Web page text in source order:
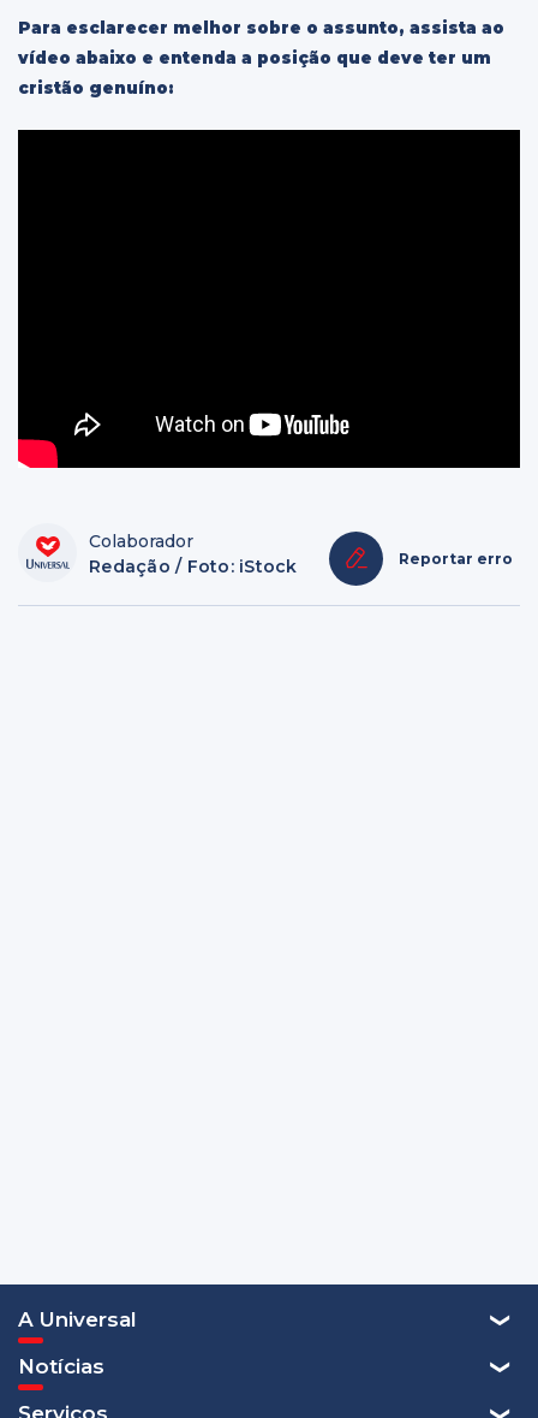
Para esclarecer melhor sobre o assunto, assista ao
vídeo abaixo e entenda a posição que deve ter um
cristão genuíno:
Colaborador
Redação / Foto: iStock
Reportar erro
A Universal
Notícias
Serviços